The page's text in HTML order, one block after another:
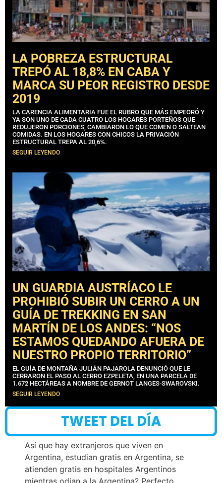
LA POBREZA ESTRUCTURAL
TREPÓ AL 18,8% EN CABA Y
MARCA SU PEOR REGISTRO DESDE
2019
LA CARENCIA ALIMENTARIA FUE EL RUBRO QUE MÁS EMPEORÓ Y
YA SON UNO DE CADA CUATRO LOS HOGARES PORTEÑOS QUE
REDUJERON PORCIONES, CAMBIARON LO QUE COMEN O SALTEAN
COMIDAS. EN LOS HOGARES CON CHICOS LA PRIVACIÓN
ESTRUCTURAL TREPA AL 20,6%.
SEGUIR LEYENDO
UN GUARDIA AUSTRÍACO LE
PROHIBIÓ SUBIR UN CERRO A UN
GUÍA DE TREKKING EN SAN
MARTÍN DE LOS ANDES: “NOS
ESTAMOS QUEDANDO AFUERA DE
NUESTRO PROPIO TERRITORIO”
EL GUÍA DE MONTAÑA JULIÁN PAJAROLA DENUNCIÓ QUE LE
CERRARON EL PASO AL CERRO EZPELETA, EN UNA PARCELA DE
1.672 HECTÁREAS A NOMBRE DE GERNOT LANGES-SWAROVSKI.
SEGUIR LEYENDO
TWEET DEL DÍA
Así que hay extranjeros que viven en
Argentina, estudian gratis en Argentina, se
atienden gratis en hospitales Argentinos
mientras odian a la Argentina? Perfecto.